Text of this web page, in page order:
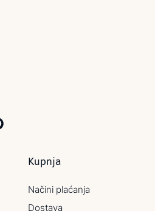
Kupnja
Načini plaćanja
Dostava